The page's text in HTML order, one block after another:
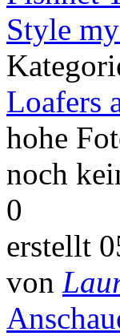
Loafers
hohe
noch
0
erstellt
von